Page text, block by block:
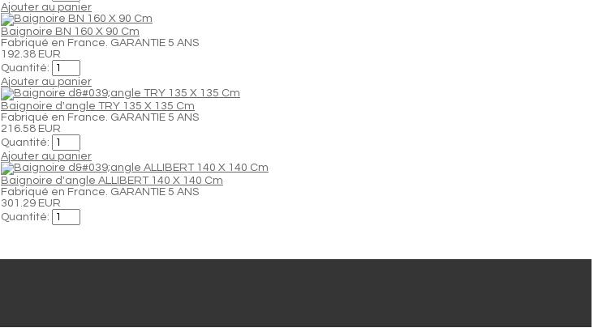
Ajouter au panier
Baignoire BN 160 X 90 Cm
Fabriqué en France. GARANTIE 5 ANS
192.38 EUR
Quantité:
Ajouter au panier
Baignoire d'angle TRY 135 X 135 Cm
Fabriqué en France. GARANTIE 5 ANS
216.58 EUR
Quantité:
Ajouter au panier
Baignoire d'angle ALLIBERT 140 X 140 Cm
Fabriqué en France. GARANTIE 5 ANS
301.29 EUR
Quantité: